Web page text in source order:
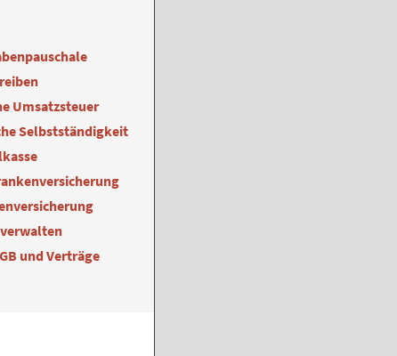
Umsatzsteuer
Selbstständigkeit
und Verträge